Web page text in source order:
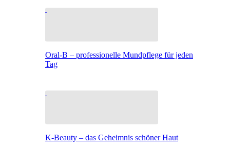
Oral-B – professionelle Mundpflege für jeden
Tag
K-Beauty – das Geheimnis schöner Haut